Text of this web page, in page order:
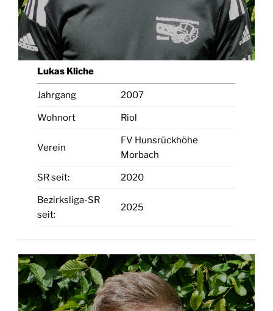
Lukas Kliche
Jahrgang 2007
Wohnort Riol
Verein
FV Hunsrückhöhe
Morbach
SR seit: 2020
Bezirksliga-SR
seit:
2025